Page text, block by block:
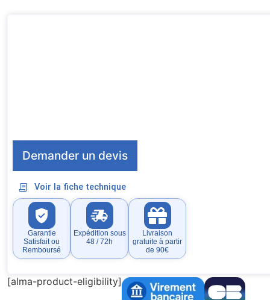
Demander un devis
Voir la fiche technique
Garantie
Satisfait ou
Remboursé
Expédition sous
48 / 72h
Livraison
gratuite à partir
de 90€
[alma-product-eligibility]